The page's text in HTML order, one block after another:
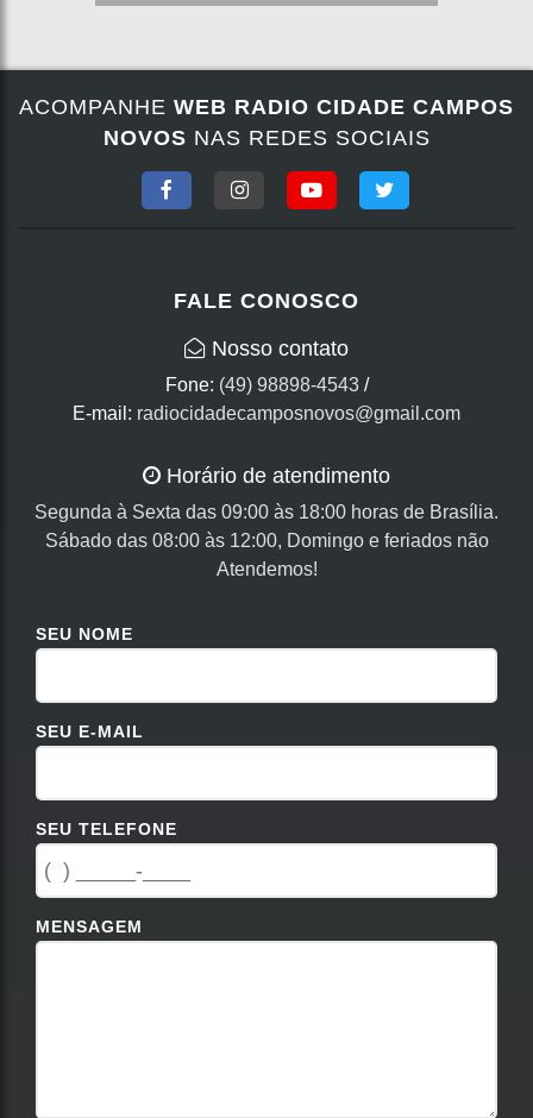
ACOMPANHE WEB RADIO CIDADE CAMPOS
NOVOS NAS REDES SOCIAIS
FALE CONOSCO
Nosso contato
Fone: (49) 98898-4543/
E-mail: radiocidadecamposnovos@gmail.com
Horário de atendimento
Segunda à Sexta das 09:00 às 18:00 horas de Brasília.
Sábado das 08:00 às 12:00, Domingo e feriados não
Atendemos!
SEU NOME
SEU E-MAIL
SEU TELEFONE
MENSAGEM